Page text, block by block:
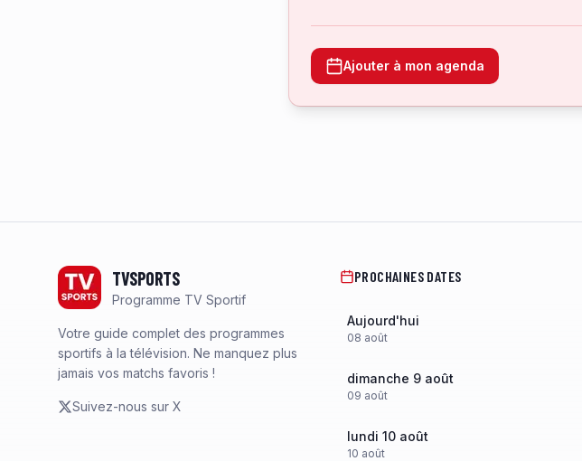
Ajouter à mon agenda
TVSPORTS
Programme TV Sportif
Votre guide complet des programmes
sportifs à la télévision. Ne manquez plus
jamais vos matchs favoris !
Suivez-nous sur X
PROCHAINES DATES
Aujourd'hui
08 août
dimanche 9 août
09 août
lundi 10 août
10 août